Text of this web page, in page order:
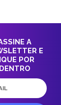
A
E
POR
DENTRO